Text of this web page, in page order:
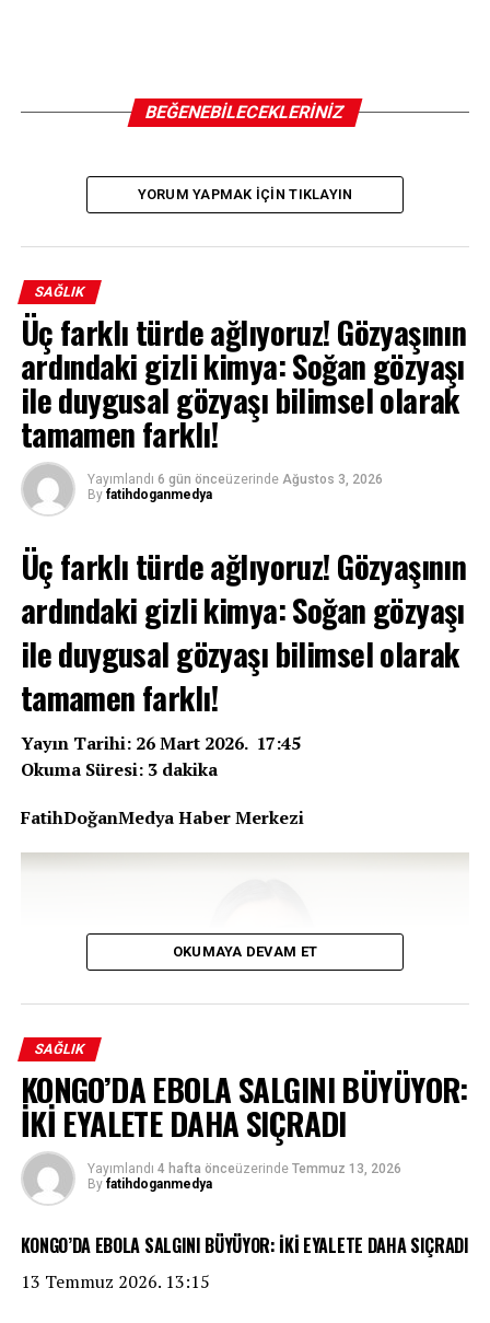
BEĞENEBILECEKLERINIZ
YORUM YAPMAK IÇIN TIKLAYIN
SAĞLIK
Üç farklı türde ağlıyoruz! Gözyaşının
ardındaki gizli kimya: Soğan gözyaşı
ile duygusal gözyaşı bilimsel olarak
tamamen farklı!
Yayımlandı 6 gün önceüzerinde Ağustos 3, 2026
By fatihdoganmedya
Üç farklı türde ağlıyoruz! Gözyaşının
ardındaki gizli kimya: Soğan gözyaşı
ile duygusal gözyaşı bilimsel olarak
tamamen farklı!
Yayın Tarihi: 26 Mart 2026. 17:45
Okuma Süresi: 3 dakika
FatihDoğanMedya Haber Merkezi
Young woman wiping tears, expressing sadness and emotional
distress
Ağladıktan sonra neden derin bir rahatlama hissederiz?
Gözyaşlarımız sandığımızdan çok daha karmaşık bir
OKUMAYA DEVAM ET
SAĞLIK
KONGO’DA EBOLA SALGINI BÜYÜYOR:
İKİ EYALETE DAHA SIÇRADI
Yayımlandı 4 hafta önceüzerinde Temmuz 13, 2026
By fatihdoganmedya
KONGO’DA EBOLA SALGINI BÜYÜYOR: İKİ EYALETE DAHA SIÇRADI
13 Temmuz 2026. 13:15